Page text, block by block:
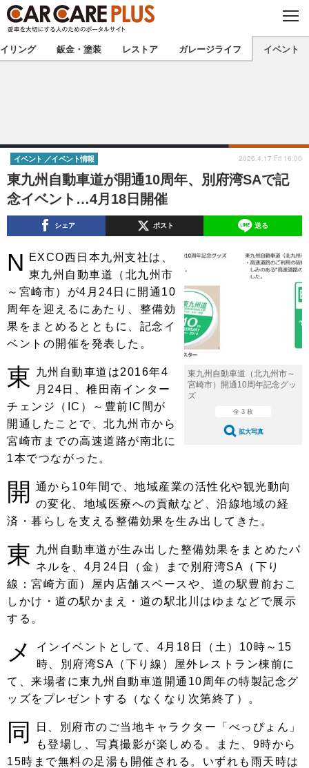
C
O
S
E
★カーケアプラス認定★ 厳選プロショップを地域から探す
甲信越 北陸
東海 関西
中国 四国
九州 沖縄
注目の記事
ショップレポート
自動車豆知識 ストップ！不具合修理＆粗悪修理
鈑金・塗装
ディテイリング
ディテイリング
ヘッドライト磨き コーティング
フィルム・ラッピング
鈑金・塗装
小キズ直し 防錆
特集記事
ストップ 不具合修理＆粗悪修理
カーメーカー「旧車」関連プロジェ
クト
コラム
ショップ紹介
ショップレポート プロショップ検索
レストア
カーメーカー「旧車」関連プロジ
インタビュー
イベント
イベント告知 イベントレポート
リング 鈑金・塗装 レストア ガレージライフ イベント
東九州自動車道が開通10周年、別府湾SAで記
念イベント…4月18日開催
イベント イベント情報 2026.4.17 Fri 16:00
シェア ポスト 送る
東九州自動車道（北九州市～
宮崎市）開通10周年記念グッ
ズ
全 3 枚
拡大写真
N
EXCO西日本九州支社は、
東九州自動車道（北九州市
～宮崎市）が4月24日に開通10
周年を迎えるにあたり、整備効
果をまとめるとともに、記念イ
ベントの開催を発表した。
東 九州自動車道は2016年4
月24日、椎田南インター
チェンジ（IC）～豊前IC間が
開通したことで、北九州市から
宮崎市までの高速道路が南北に
1本でつながった。
開
通から10年間で、地域産業の活性化や観光動向
の変化、地域医療への貢献など、沿線地域の経
済・暮らしを支える整備効果を生み出してきた。
東 九州自動車道が生み出した整備効果をまとめたパ
ネルを、4月24日（金）まで別府湾SA（下り
線：宮崎方面）屋内店舗スペースや、道の駅豊前おこ
しかけ・道の駅かまえ・道の駅北川はゆまなどで展示
する。
メ
インイベントとして、4月18日（土）10時～15
時、別府湾SA（下り線）屋外レストラン棟前に
て、来場者に東九州自動車道開通10周年の特製記念グ
ッズをプレゼントする（なくなり次第終了）。
同
日、別府市のご当地キャラクター「べっぴょん」
も登場し、写真撮影が楽しめる。また、9時から
15時まで無料の足湯も開催される。いずれも雨天時は